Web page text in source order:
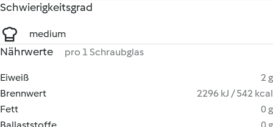
Schwierigkeitsgrad
medium
Nährwerte pro 1 Schraubglas
Eiweiß
2 g
Brennwert
2296 kJ / 542 kcal
Fett
0 g